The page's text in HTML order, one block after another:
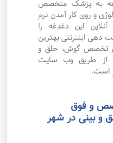
به پزشک متخصص
و روی کار آمدن نرم
این دغدغه را
دهی اینترنتی بهترین
تخصص گوش، حلق و
از طریق وب سایت
است.
و فوق
بینی در شهر